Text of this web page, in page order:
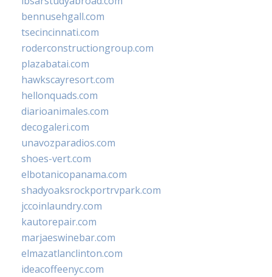
bennusehgall.com
tsecincinnati.com
roderconstructiongroup.com
plazabatai.com
hawkscayresort.com
hellonquads.com
diarioanimales.com
decogaleri.com
unavozparadios.com
shoes-vert.com
elbotanicopanama.com
shadyoaksrockportrvpark.com
jccoinlaundry.com
kautorepair.com
marjaeswinebar.com
elmazatlanclinton.com
ideacoffeenyc.com